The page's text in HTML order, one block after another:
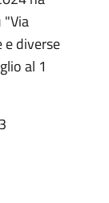
"Via
e diverse
al 1